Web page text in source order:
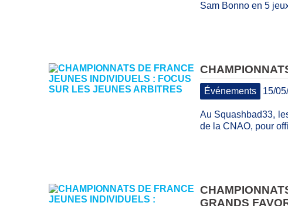
Sam Bonno en 5
Événements 15/
Au Squashbad33,
de la CNAO, pour
GRANDS